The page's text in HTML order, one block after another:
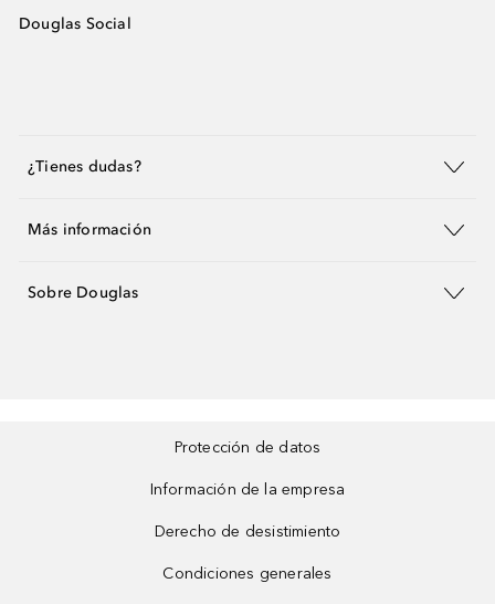
Douglas Social
¿Tienes dudas?
Más información
Sobre Douglas
Protección de datos
Información de la empresa
Derecho de desistimiento
Condiciones generales